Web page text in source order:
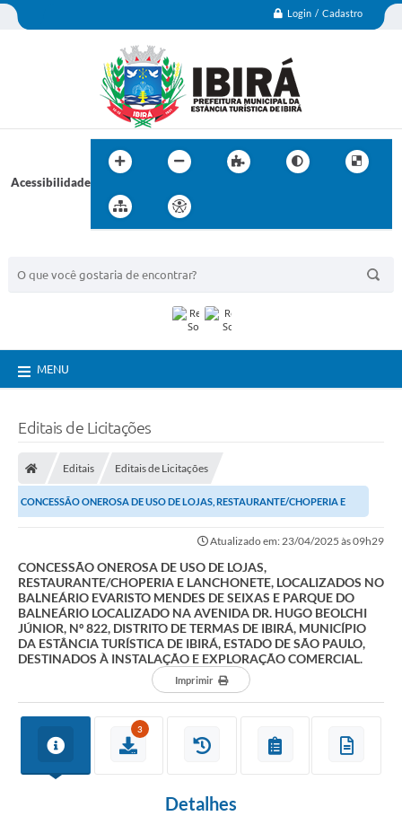
Login / Cadastro
Acessibilidade
MENU
Editais de Licitações
Editais Editais de Licitações
CONCESSÃO ONEROSA DE USO DE LOJAS, RESTAURANTE/CHOPERIA E
Atualizado em: 23/04/2025 às 09h29
CONCESSÃO ONEROSA DE USO DE LOJAS,
RESTAURANTE/CHOPERIA E LANCHONETE, LOCALIZADOS NO
BALNEÁRIO EVARISTO MENDES DE SEIXAS E PARQUE DO
BALNEÁRIO LOCALIZADO NA AVENIDA DR. HUGO BEOLCHI
JÚNIOR, Nº 822, DISTRITO DE TERMAS DE IBIRÁ, MUNICÍPIO
DA ESTÂNCIA TURÍSTICA DE IBIRÁ, ESTADO DE SÃO PAULO,
DESTINADOS À INSTALAÇÃO E EXPLORAÇÃO COMERCIAL.
Imprimir
3
Detalhes